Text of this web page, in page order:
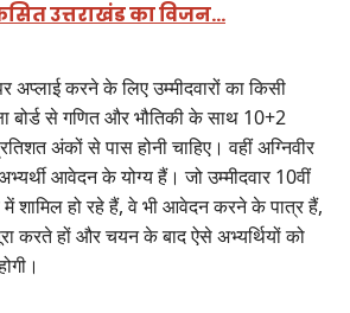
उत्तराखंड का विजन…
अप्लाई करने के लिए उम्मीदवारों का किसी
बोर्ड से गणित और भौतिकी के साथ 10+2
अंकों से पास होनी चाहिए। वहीं अग्निवीर
आवेदन के योग्य हैं। जो उम्मीदवार 10वीं
में शामिल हो रहे हैं, वे भी आवेदन करने के पात्र हैं,
करते हों और चयन के बाद ऐसे अभ्यर्थियों को